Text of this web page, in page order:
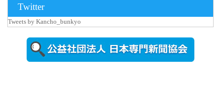
2026年8月5日
更新
農工大で大
Twitter
Tweets by Kancho_bunkyo